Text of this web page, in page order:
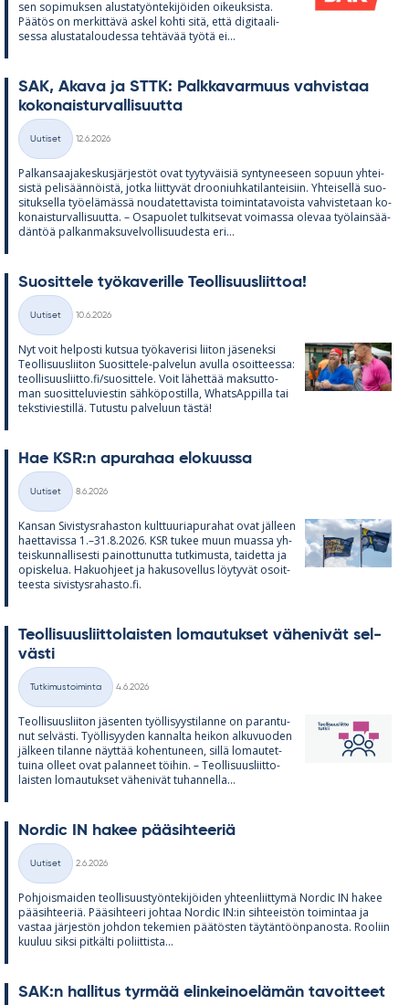
sen so­pi­muk­sen alus­ta­työn­te­ki­jöi­den oi­keuk­sista.
Pää­tös on mer­kit­tävä as­kel kohti sitä, että di­gi­taa­li­
sessa alus­ta­ta­lou­dessa teh­tä­vää työtä ei...
SAK, Akava ja STTK: Palk­ka­var­muus vah­vis­taa
ko­ko­nais­tur­val­li­suutta
Kategoriat
Uutiset
12.6.2026
Pal­kan­saa­ja­kes­kus­jär­jes­töt ovat tyy­ty­väi­siä syn­ty­nee­seen so­puun yh­tei­
sistä pe­li­sään­nöistä, jotka liit­ty­vät droo­niuh­ka­ti­lan­tei­siin. Yh­tei­sellä suo­
si­tuk­sella työ­elä­mässä nou­da­tet­ta­vista toi­min­ta­ta­voista vah­vis­te­taan ko­
ko­nais­tur­val­li­suutta. – Os­a­puo­let tul­kit­se­vat voi­massa ole­vaa työ­lain­sää­
dän­töä pal­kan­mak­su­vel­vol­li­suu­desta eri...
Suo­sit­tele työ­ka­ve­rille Teol­li­suus­liit­toa!
Kategoriat
Uutiset
10.6.2026
Nyt voit hel­posti kut­sua työ­ka­ve­risi lii­ton jä­se­neksi
Teol­li­suus­lii­ton Suo­sit­tele-pal­ve­lun avulla osoit­teessa:
teol­li­suus­liitto.fi/suo­sit­tele. Voit lä­het­tää mak­sut­to­
man suo­sit­te­lu­vies­tin säh­kö­pos­tilla, What­sAp­pilla tai
teks­ti­vies­tillä. Tu­tustu pal­ve­luun tästä!
Hae KSR:n apu­ra­haa elo­kuussa
Kategoriat
Uutiset
8.6.2026
Kan­san Si­vis­tys­ra­has­ton kult­tuu­ria­pu­ra­hat ovat jäl­leen
haet­ta­vissa 1.–31.8.2026. KSR tu­kee muun muassa yh­
teis­kun­nal­li­sesti pai­not­tu­nutta tut­ki­musta, tai­detta ja
opis­ke­lua. Ha­kuoh­jeet ja ha­kuso­vel­lus löy­ty­vät osoit­
teesta si­vis­tys­ra­hasto.fi.
Teol­li­suus­liit­to­lais­ten lo­mau­tuk­set vä­he­ni­vät sel­
västi
Kategoriat
Tutkimustoiminta
4.6.2026
Teol­li­suus­lii­ton jä­sen­ten työl­li­syys­ti­lanne on pa­ran­tu­
nut sel­västi. Työl­li­syy­den kan­nalta hei­kon al­ku­vuo­den
jäl­keen ti­lanne näyt­tää ko­hen­tu­neen, sillä lo­mau­tet­
tuina ol­leet ovat pa­lan­neet töi­hin. – Teol­li­suus­liit­to­
lais­ten lo­mau­tuk­set vä­he­ni­vät tu­han­nella...
Nor­dic IN ha­kee pää­sih­tee­riä
Kategoriat
Uutiset
2.6.2026
Poh­jois­mai­den teol­li­suus­työn­te­ki­jöi­den yh­teen­liit­tymä Nor­dic IN ha­kee
pää­sih­tee­riä. Pää­sih­teeri joh­taa Nor­dic IN:in sih­tee­is­tön toi­min­taa ja
vas­taa jär­jes­tön joh­don te­ke­mien pää­tös­ten täy­tän­töön­pa­nosta. Roo­liin
kuu­luu siksi pit­kälti po­liit­tista...
SAK:n hal­li­tus tyr­mää elin­kei­noe­lä­män ta­voit­teet